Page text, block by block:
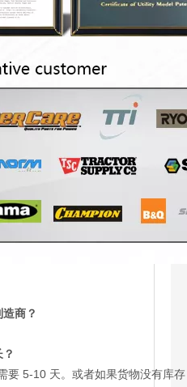
商？
要 5-10 天。或者如果货物没有库